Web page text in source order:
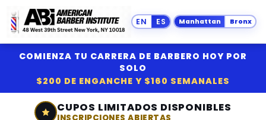
Manhattan Bronx
COMIENZA TU CARRERA DE BARBERO HOY POR
SOLO
$200 DE ENGANCHE Y $160 SEMANALES
CUPOS LIMITADOS DISPONIBLES